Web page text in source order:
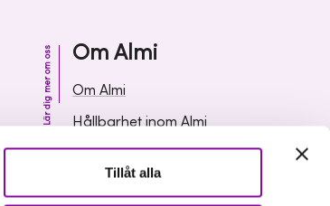
Tillåt alla
Om Almi
Lär dig mer om oss
Om Almi
Hållbarhet inom Almi
Organisation